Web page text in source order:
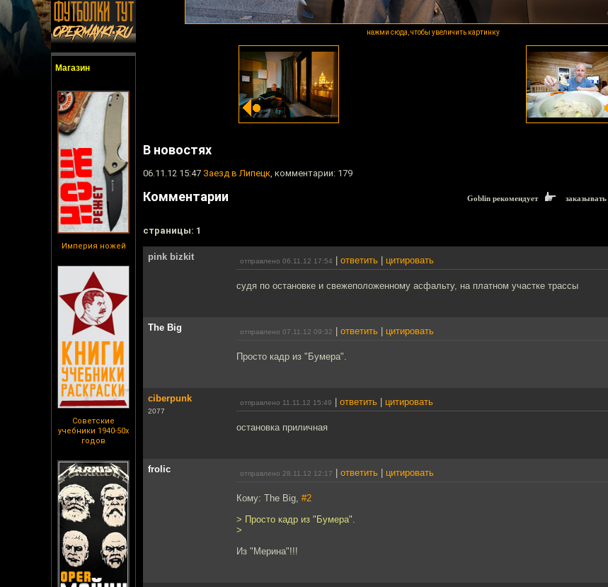
Магазин
Империя ножей
Советские
учебники 1940-50х
годов
нажми сюда, чтобы увеличить картинку
В новостях
06.11.12 15:47 Заезд в Липецк, комментарии: 179
Комментарии Goblin рекомендует заказывать
cтраницы: 1
pink bizkit отправлено 06.11.12 17:54 ответить цитировать
судя по остановке и свежеположенному асфальту, на платном участке трассы
The Big отправлено 07.11.12 09:32 ответить цитировать
Просто кадр из "Бумера".
ciberpunk
2077
отправлено 11.11.12 15:49 ответить цитировать
остановка приличная
frolic отправлено 28.11.12 12:17 ответить цитировать
Кому: The Big, #2
> Просто кадр из "Бумера".
>
Из "Мерина"!!!